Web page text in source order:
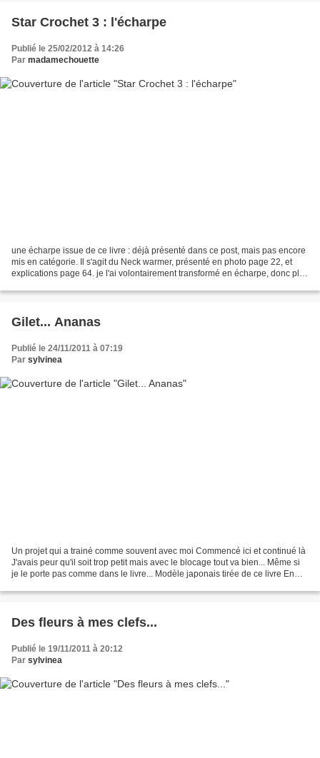
Star Crochet 3 : l'écharpe
Publié le 25/02/2012 à 14:26
Par madamechouette
une écharpe issue de ce livre : déjà présenté dans ce post, mais pas encore
mis en catégorie. Il s'agit du Neck warmer, présenté en photo page 22, et
explications page 64. je l'ai volontairement transformé en écharpe, donc plus
Gilet... Ananas
Publié le 24/11/2011 à 07:19
Par sylvinea
Un projet qui a trainé comme souvent avec moi Commencé ici et continué là
J'avais peur qu'il soit trop petit mais avec le blocage tout va bien... Même si
je le porte pas comme dans le livre... Modèle japonais tirée de ce livre En
Des fleurs à mes clefs...
Publié le 19/11/2011 à 20:12
Par sylvinea